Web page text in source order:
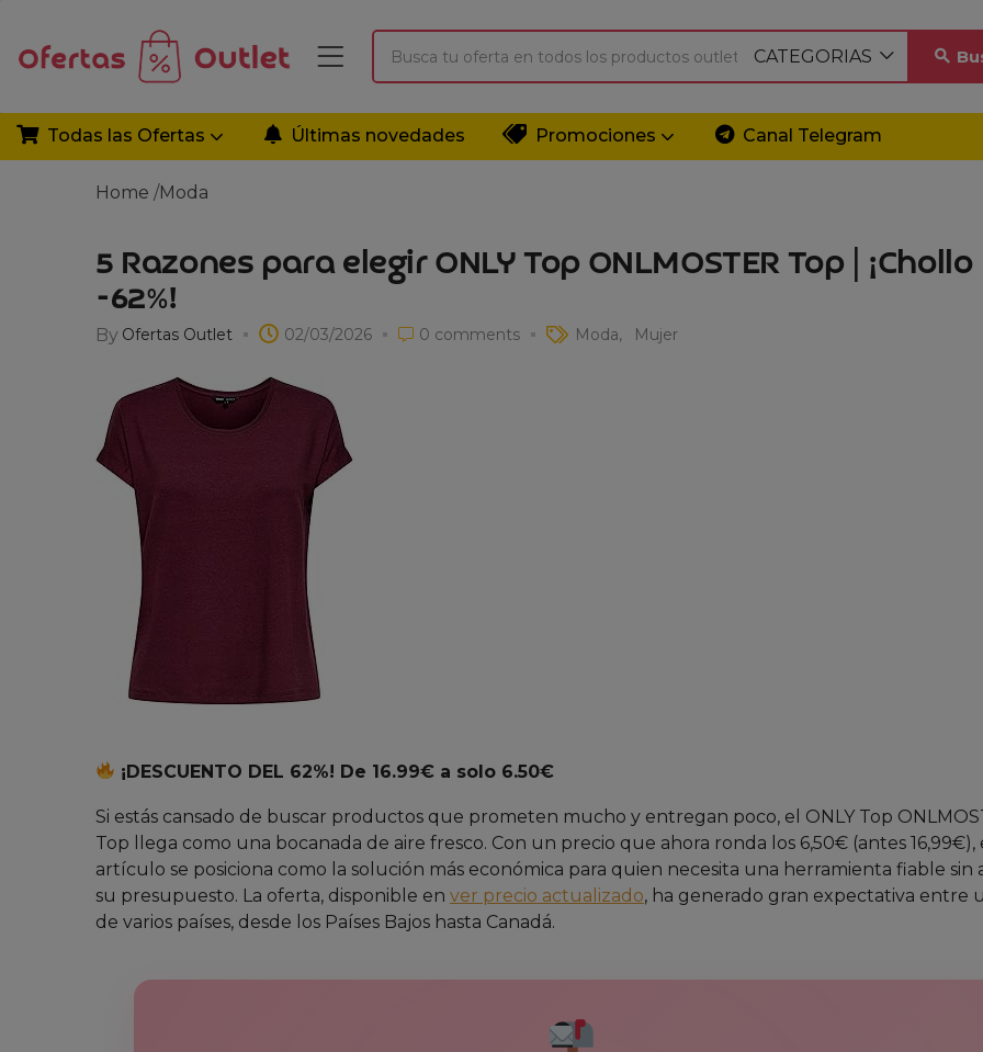
CATEGORIAS
Todas las Ofertas Últimas novedades Promociones Canal Telegram
Home /Moda
5 Razones para elegir ONLY Top ONLMOSTER Top | ¡Chollo
-62%!
By Ofertas Outlet 02/03/2026 0 comments Moda Mujer
¡DESCUENTO DEL 62%! De 16.99€ a solo 6.50€
Si estás cansado de buscar productos que prometen mucho y entregan poco, el ONLY Top
Top llega como una bocanada de aire fresco. Con un precio que ahora ronda los 6,50€ (antes 16,99€),
artículo se posiciona como la solución más económica para quien necesita una herramienta fiable sin
su presupuesto. La oferta, disponible en ver precio actualizado, ha generado gran expectativa entre
de varios países, desde los Países Bajos hasta Canadá.